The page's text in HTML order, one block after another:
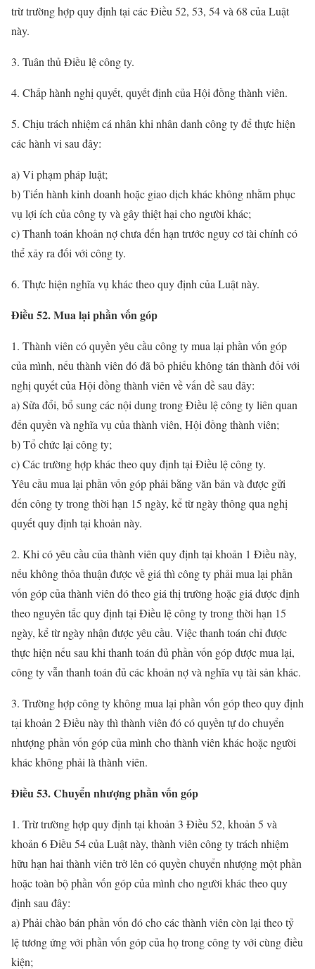
trừ trường hợp quy định tại các Điều 52, 53, 54 và 68 của Luật
này.
3. Tuân thủ Điều lệ công ty.
4. Chấp hành nghị quyết, quyết định của Hội đồng thành viên.
5. Chịu trách nhiệm cá nhân khi nhân danh công ty để thực hiện
các hành vi sau đây:
a) Vi phạm pháp luật;
b) Tiến hành kinh doanh hoặc giao dịch khác không nhằm phục
vụ lợi ích của công ty và gây thiệt hại cho người khác;
c) Thanh toán khoản nợ chưa đến hạn trước nguy cơ tài chính có
thể xảy ra đối với công ty.
6. Thực hiện nghĩa vụ khác theo quy định của Luật này.
Điều 52. Mua lại phần vốn góp
1. Thành viên có quyền yêu cầu công ty mua lại phần vốn góp
của mình, nếu thành viên đó đã bỏ phiếu không tán thành đối với
nghị quyết của Hội đồng thành viên về vấn đề sau đây:
a) Sửa đổi, bổ sung các nội dung trong Điều lệ công ty liên quan
đến quyền và nghĩa vụ của thành viên, Hội đồng thành viên;
b) Tổ chức lại công ty;
c) Các trường hợp khác theo quy định tại Điều lệ công ty.
Yêu cầu mua lại phần vốn góp phải bằng văn bản và được gửi
đến công ty trong thời hạn 15 ngày, kể từ ngày thông qua nghị
quyết quy định tại khoản này.
2. Khi có yêu cầu của thành viên quy định tại khoản 1 Điều này,
nếu không thỏa thuận được về giá thì công ty phải mua lại phần
vốn góp của thành viên đó theo giá thị trường hoặc giá được định
theo nguyên tắc quy định tại Điều lệ công ty trong thời hạn 15
ngày, kể từ ngày nhận được yêu cầu. Việc thanh toán chỉ được
thực hiện nếu sau khi thanh toán đủ phần vốn góp được mua lại,
công ty vẫn thanh toán đủ các khoản nợ và nghĩa vụ tài sản khác.
3. Trường hợp công ty không mua lại phần vốn góp theo quy định
tại khoản 2 Điều này thì thành viên đó có quyền tự do chuyển
nhượng phần vốn góp của mình cho thành viên khác hoặc người
khác không phải là thành viên.
Điều 53. Chuyển nhượng phần vốn góp
1. Trừ trường hợp quy định tại khoản 3 Điều 52, khoản 5 và
khoản 6 Điều 54 của Luật này, thành viên công ty trách nhiệm
hữu hạn hai thành viên trở lên có quyền chuyển nhượng một phần
hoặc toàn bộ phần vốn góp của mình cho người khác theo quy
định sau đây:
a) Phải chào bán phần vốn đó cho các thành viên còn lại theo tỷ
lệ tương ứng với phần vốn góp của họ trong công ty với cùng điều
kiện;